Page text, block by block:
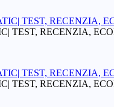
TEST, RECENZIA,
TEST, RECENZIA,